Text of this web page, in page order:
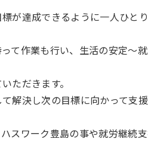
が達成できるように一人ひと
て作業も行い、生活の安定～
ただきます。
解決し次の目標に向かって支
スワーク豊島の事や就労継続